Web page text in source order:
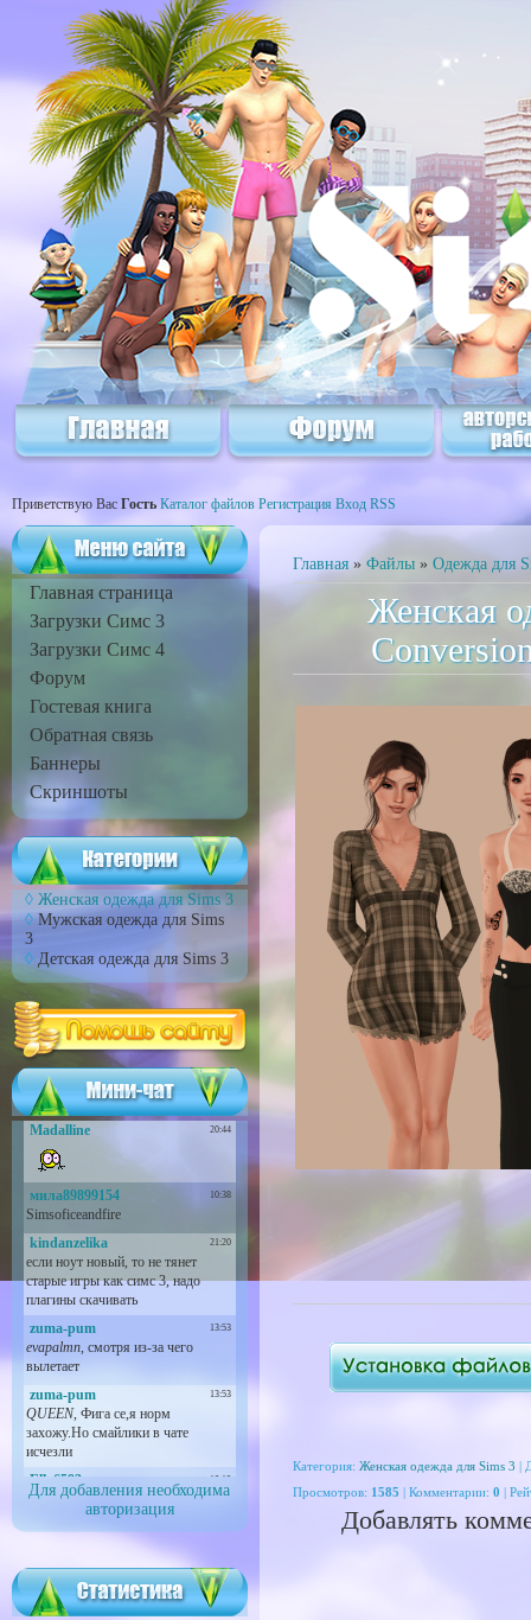
Приветствую Вас Гость Каталог файлов Регистрация Вход RSS
Главная страница
Загрузки Симс 3
Загрузки Симс 4
Форум
Гостевая книга
Обратная связь
Баннеры
Скриншоты
Женская одежда для Sims 3
Мужская одежда для Sims
3
Детская одежда для Sims 3
Для добавления необходима
авторизация
Главная» Файлы» Одежда для
Женская
Категория: Женская одежда для Sims 3 |
Просмотров: 1585 | Комментарии: 0 |
Добавлять